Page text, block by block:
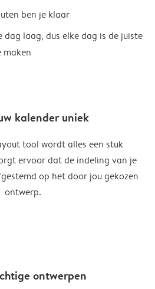
ben je klaar
dag laag, dus elke dag is de juiste
maken
kalender uniek
tool wordt alles een stuk
ervoor dat de indeling van je
op het door jou gekozen
ontwerp.
ontwerpen